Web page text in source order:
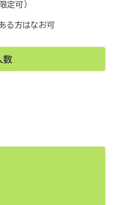
定可）
る方はなお可
数
条件